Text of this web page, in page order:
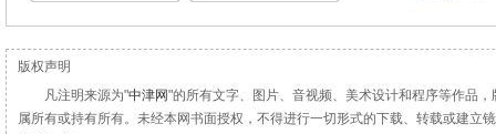
版权声明
凡注明来源为"中津网"的所有文字、图片、音视频、美术设计和程序等作品
属所有或持有所有。未经本网书面授权，不得进行一切形式的下载、转载或建立